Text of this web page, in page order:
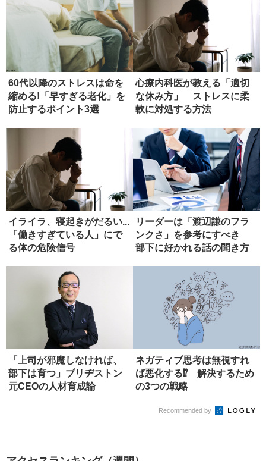
60代以降のストレスは命を
縮める!「早すぎる老化」を
防止するポイント3選
心療内科医が教える「適切
な休み方」 ストレスに柔
軟に対処する方法
イライラ、寝起きがだるい...
「働きすぎている人」にで
る体の危険信号
リーダーは「渡辺謙のフラ
ンクさ」を参考にすべき
部下に好かれる話の聞き方
「上司が邪魔しなければ、
部下は育つ」ブリヂストン
元C‌E‌Oの人材育成論
ネガティブ思考は無視すれ
ば悪化する⁉ 解決するため
の3つの戦略
Recommended by